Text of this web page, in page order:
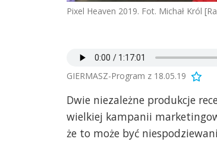
Pixel Heaven 2019. Fot. Michał Król
GIERMASZ-Program z 18.05.19
Dwie niezależne produkcje
wielkiej kampanii
że to może być